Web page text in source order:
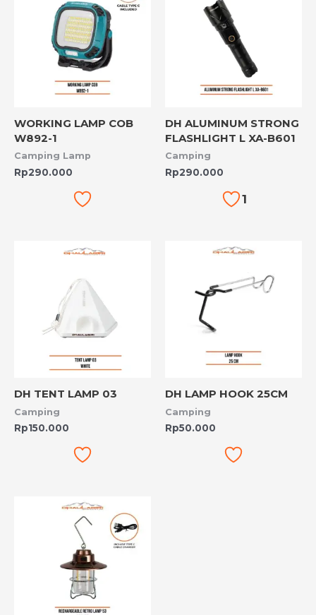
WORKING LAMP COB
W892-1
Camping Lamp
Rp290.000
DH ALUMINUM STRONG
FLASHLIGHT L XA-B601
Camping
Rp290.000
1
DH TENT LAMP 03
Camping
Rp150.000
DH LAMP HOOK 25CM
Camping
Rp50.000